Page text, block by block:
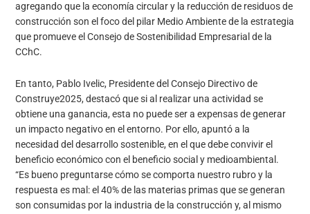
agregando que la economía circular y la reducción de residuos de
construcción son el foco del pilar Medio Ambiente de la estrategia
que promueve el Consejo de Sostenibilidad Empresarial de la
CChC.
En tanto, Pablo Ivelic, Presidente del Consejo Directivo de
Construye2025, destacó que si al realizar una actividad se
obtiene una ganancia, esta no puede ser a expensas de generar
un impacto negativo en el entorno. Por ello, apuntó a la
necesidad del desarrollo sostenible, en el que debe convivir el
beneficio económico con el beneficio social y medioambiental.
“Es bueno preguntarse cómo se comporta nuestro rubro y la
respuesta es mal: el 40% de las materias primas que se generan
son consumidas por la industria de la construcción y, al mismo